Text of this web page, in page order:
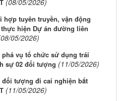
tuyên truyền, vận động
hiện Dự án đường liên
05/2026)
vụ tổ chức sử dụng trái
sự 02 đối tượng (11/05/2026)
tượng đi cai nghiện bắt
(11/05/2026)